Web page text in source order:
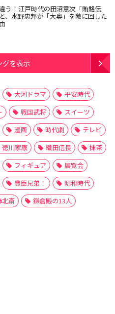
う！江戸時代の田沼意次「賄賂伝
、水野忠邦が「大奥」を敵に回した
グを表示
大河ドラマ
平安時代
戦国武将
スイーツ
漫画 時代劇
テレビ
徳川家康 織田信長
抹茶
フィギュア
展覧会
豊臣兄弟！
昭和時代
北斎 鎌倉殿の13人